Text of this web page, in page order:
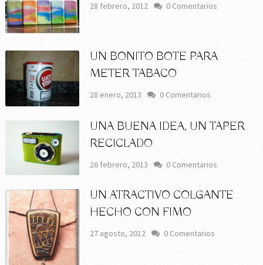
28 febrero, 2012 0 Comentarios
UN BONITO BOTE PARA
METER TABACO
28 enero, 2013 0 Comentarios
UNA BUENA IDEA, UN TAPER
RECICLADO
26 febrero, 2013 0 Comentarios
UN ATRACTIVO COLGANTE
HECHO CON FIMO
27 agosto, 2012 0 Comentarios